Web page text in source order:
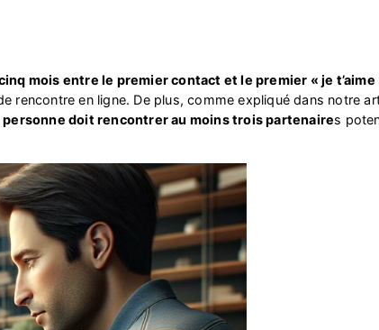
mois entre le premier contact et le premier « je t’aime
rencontre en ligne. De plus, comme expliqué dans notre
personne doit rencontrer au moins trois partenaires